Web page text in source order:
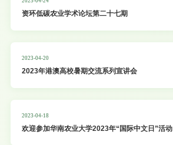
资环低碳农业学术论坛第二十七期
2023-04-20
2023年港澳高校暑期交流系列宣讲会
2023-04-18
欢迎参加华南农业大学2023年“国际中文日”活动